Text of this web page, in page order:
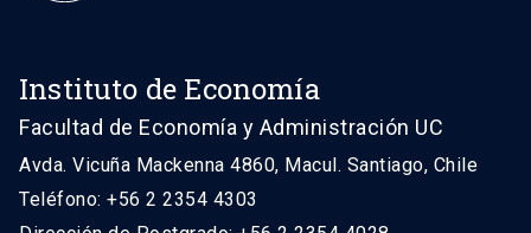
Instituto de Economía
Facultad de Economía y Administración UC
Avda. Vicuña Mackenna 4860, Macul. Santiago, Chile
Teléfono: +56 2 2354 4303